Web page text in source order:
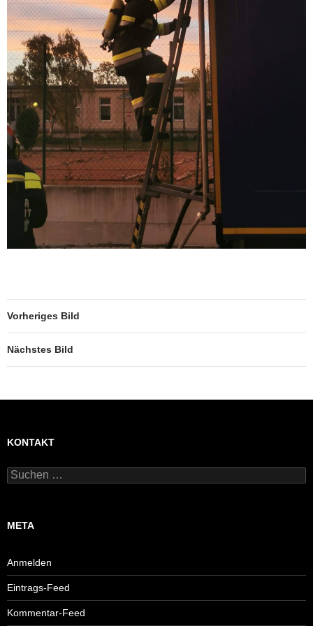
Vorheriges Bild
Nächstes Bild
KONTAKT
Suchen
nach:
META
Anmelden
Eintrags-Feed
Kommentar-Feed